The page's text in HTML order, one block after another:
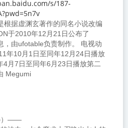
s/187-
根据虚渊玄著作的同名小说改编
于2010年12月21日公布了
，由ufotable负责制作。 电视动
年10月1日至同年12月24日播放
月7日至同年6月23日播放第二
Megumi
）——